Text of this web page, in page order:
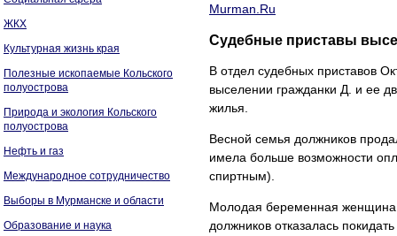
ЖКХ
Культурная жизнь края
Полезные ископаемые Кольского
полуострова
Природа и экология Кольского
полуострова
Нефть и газ
Международное сотрудничество
Выборы в Мурманске и области
Образование и наука
Murman.Ru
Судебные приставы
В отдел судебных приставов
выселении гражданки Д. и ее
жилья.
Весной семья должников
имела больше возможности
спиртным).
Молодая беременная женщина
должников отказалась